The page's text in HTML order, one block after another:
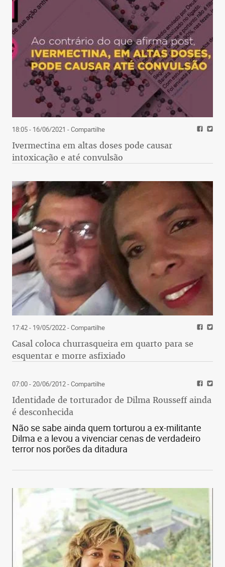
18:05 - 16/06/2021 - Compartilhe
Ivermectina em altas doses pode causar
intoxicação e até convulsão
17:42 - 19/05/2022- Compartilhe
Casal coloca churrasqueira em quarto para se
esquentar e morre asfixiado
07:00 - 20/06/2012- Compartilhe
Identidade de torturador de Dilma Rousseff ainda
é desconhecida
Não se sabe ainda quem torturou a ex-militante
Dilma e a levou a vivenciar cenas de verdadeiro
terror nos porões da ditadura